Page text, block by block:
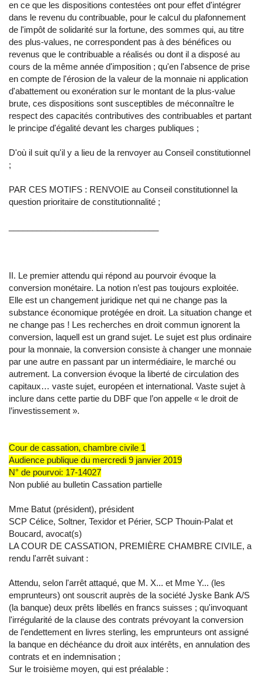
en ce que les dispositions contestées ont pour effet d'intégrer
dans le revenu du contribuable, pour le calcul du plafonnement
de l'impôt de solidarité sur la fortune, des sommes qui, au titre
des plus-values, ne correspondent pas à des bénéfices ou
revenus que le contribuable a réalisés ou dont il a disposé au
cours de la même année d'imposition ; qu'en l'absence de prise
en compte de l'érosion de la valeur de la monnaie ni application
d'abattement ou exonération sur le montant de la plus-value
brute, ces dispositions sont susceptibles de méconnaître le
respect des capacités contributives des contribuables et partant
le principe d'égalité devant les charges publiques ;
D'où il suit qu'il y a lieu de la renvoyer au Conseil constitutionnel
;
PAR CES MOTIFS : RENVOIE au Conseil constitutionnel la
question prioritaire de constitutionnalité ;
II. Le premier attendu qui répond au pourvoir évoque la
conversion monétaire. La notion n’est pas toujours exploitée.
Elle est un changement juridique net qui ne change pas la
substance économique protégée en droit. La situation change et
ne change pas ! Les recherches en droit commun ignorent la
conversion, laquell est un grand sujet. Le sujet est plus ordinaire
pour la monnaie, la conversion consiste à changer une monnaie
par une autre en passant par un intermédiaire, le marché ou
autrement. La conversion évoque la liberté de circulation des
capitaux… vaste sujet, européen et international. Vaste sujet à
inclure dans cette partie du DBF que l’on appelle « le droit de
l’investissement ».
Cour de cassation, chambre civile 1
Audience publique du mercredi 9 janvier 2019
N° de pourvoi: 17-14027
Non publié au bulletin Cassation partielle
Mme Batut (président), président
SCP Célice, Soltner, Texidor et Périer, SCP Thouin-Palat et
Boucard, avocat(s)
LA COUR DE CASSATION, PREMIÈRE CHAMBRE CIVILE, a
rendu l'arrêt suivant :
Attendu, selon l'arrêt attaqué, que M. X... et Mme Y... (les
emprunteurs) ont souscrit auprès de la société Jyske Bank A/S
(la banque) deux prêts libellés en francs suisses ; qu'invoquant
l'irrégularité de la clause des contrats prévoyant la conversion
de l'endettement en livres sterling, les emprunteurs ont assigné
la banque en déchéance du droit aux intérêts, en annulation des
contrats et en indemnisation ;
Sur le troisième moyen, qui est préalable :